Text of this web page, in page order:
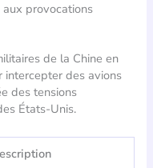
provocations
de la Chine en
intercepter des avions
des tensions
États-Unis.